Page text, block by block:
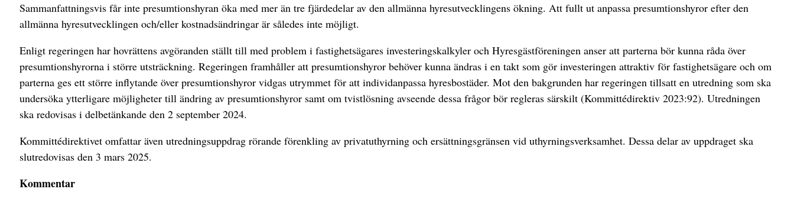
Sammanfattningsvis får inte presumtionshyran öka med mer än tre fjärdedelar av den allmänna hyresutvecklingens ökning. Att fullt ut anpassa presumtionshyror efter den
allmänna hyresutvecklingen och/eller kostnadsändringar är således inte möjligt.
Enligt regeringen har hovrättens avgöranden ställt till med problem i fastighetsägares investeringskalkyler och Hyresgästföreningen anser att parterna bör kunna råda över
presumtionshyrorna i större utsträckning. Regeringen framhåller att presumtionshyror behöver kunna ändras i en takt som gör investeringen attraktiv för fastighetsägare och om
parterna ges ett större inflytande över presumtionshyror vidgas utrymmet för att individanpassa hyresbostäder. Mot den bakgrunden har regeringen tillsatt en utredning som ska
undersöka ytterligare möjligheter till ändring av presumtionshyror samt om tvistlösning avseende dessa frågor bör regleras särskilt (Kommittédirektiv 2023:92). Utredningen
ska redovisas i delbetänkande den 2 september 2024.
Kommittédirektivet omfattar även utredningsuppdrag rörande förenkling av privatuthyrning och ersättningsgränsen vid uthyrningsverksamhet. Dessa delar av uppdraget ska
slutredovisas den 3 mars 2025.
Kommentar